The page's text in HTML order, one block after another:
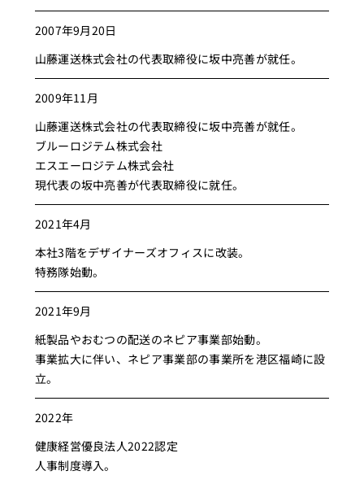
2007年9月20日
山藤運送株式会社の代表取締役に坂中亮善が就任。
2009年11月
山藤運送株式会社の代表取締役に坂中亮善が就任。
ブルーロジテム株式会社
エスエーロジテム株式会社
現代表の坂中亮善が代表取締役に就任。
2021年4月
本社3階をデザイナーズオフィスに改装。
特務隊始動。
2021年9月
紙製品やおむつの配送のネピア事業部始動。
事業拡大に伴い、ネピア事業部の事業所を港区福崎に設
立。
2022年
健康経営優良法人2022認定
人事制度導入。